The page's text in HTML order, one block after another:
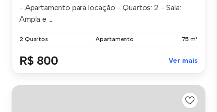
- Apartamento para locação - Quartos: 2 - Sala:
Ampla e ...
2 Quartos Apartamento 75 m²
R$ 800 Ver mais